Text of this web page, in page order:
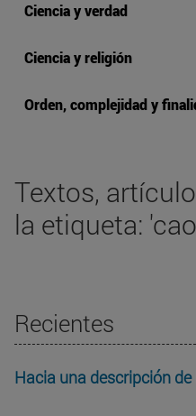
Ciencia y verdad
Ciencia y religión
Orden, complejidad y
Textos,
la etiqueta:
Recientes
Hacia una descripción